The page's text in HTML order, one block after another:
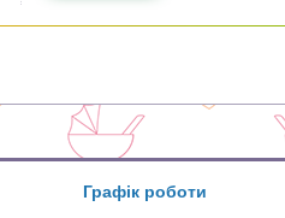
Графік роботи